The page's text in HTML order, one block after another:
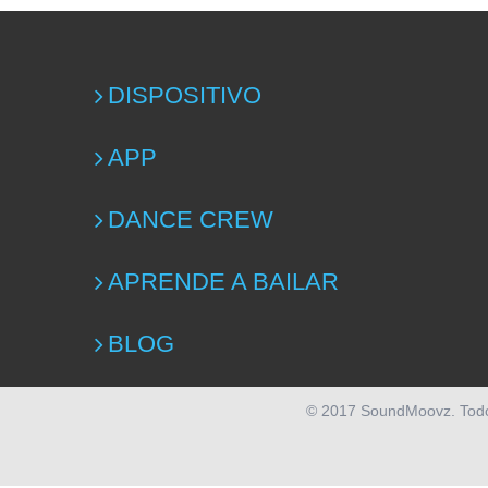
DISPOSITIVO
APP
DANCE CREW
APRENDE A BAILAR
BLOG
© 2017 SoundMoovz.